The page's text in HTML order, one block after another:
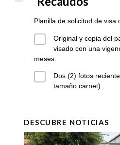
Planilla de solicitud de visa
Original y copia del
visado con una
meses.
Dos (2) fotos
tamaño carnet).
DESCUBRE NOTICIAS